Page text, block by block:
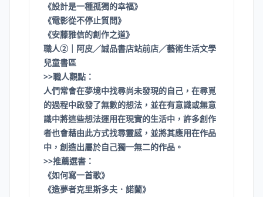
《設計是一種孤獨的幸福》
《電影從不停止質問》
《安藤雅信的創作之道》
職人②｜阿皮／誠品書店站前店／藝術生活文學
兒童書區
>>職人觀點：
人們常會在夢境中找尋尚未發現的自己，在尋覓
的過程中啟發了無數的想法，並在有意識或無意
識中將這些想法運用在現實的生活中，許多創作
者也會藉由此方式找尋靈感，並將其應用在作品
中，創造出屬於自己獨一無二的作品。
>>推薦選書：
《如何寫一首歌》
《造夢者克里斯多夫．諾蘭》